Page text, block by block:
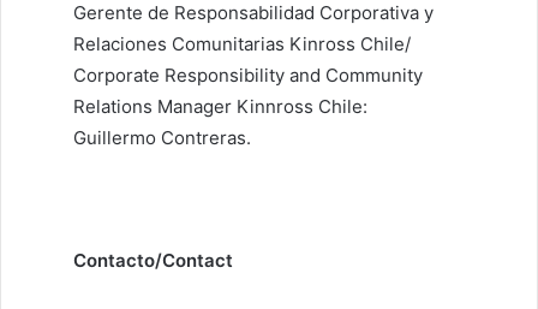
Gerente de Responsabilidad Corporativa y
Relaciones Comunitarias Kinross Chile/
Corporate Responsibility and Community
Relations Manager Kinnross Chile:
Guillermo Contreras.
Contacto/Contact